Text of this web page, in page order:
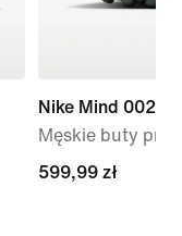
Nike Mind 002
Męskie buty
599,99 zł
599,99 zł